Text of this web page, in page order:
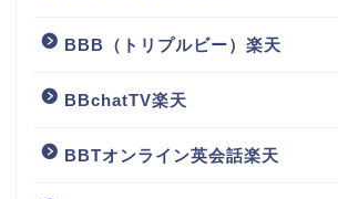
BBB（トリプルビー）楽天
BBchatTV楽天
BBTオンライン英会話楽天